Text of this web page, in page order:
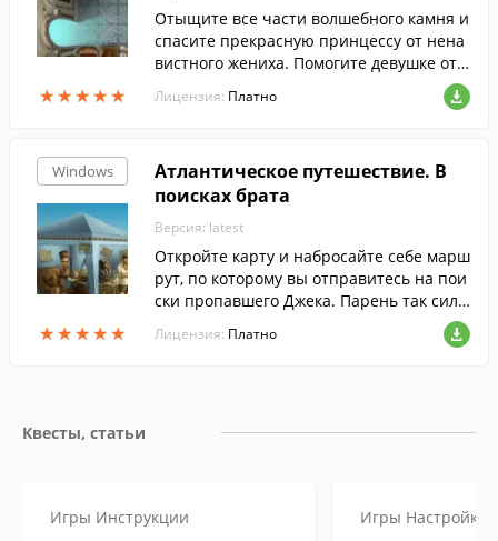
★★★★★
★★★★★
Отыщите все части волшебного камня и
спасите прекрасную принцессу от нена
вистного жениха. Помогите девушке отп
равить письмо обворожительному баро
ну и призвать его на помощь.
Лицензия: Платно
Windows
★★★★★
★★★★★
Атлантическое путешествие. В
поисках брата
Версия: latest
Откройте карту и набросайте себе марш
рут, по которому вы отправитесь на пои
ски пропавшего Джека. Парень так силь
но любит приключения, что забыл изве
стить родственников о своей очередной
Лицензия: Платно
Квесты, статьи
Игры Инструкции
Игры Настройка